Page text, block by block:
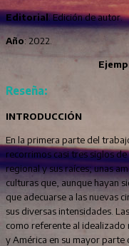
Editorial: Edición de autor.
Año: 2022.
Reseña:
INTRODUCCIÓN
En la primera parte del
recorrimos casi tres siglos
regional y sus raíces; unas
culturas que, aunque hayan
que adecuarse a las nuevas
sus diversas intensidades.
como referente al idealizado
y América en su mayor